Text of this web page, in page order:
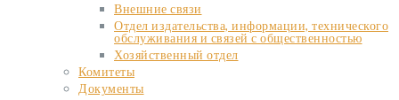
Внешние связи
Отдел издательства, информации, технического
обслуживания и связей с общественностью
Хозяйственный отдел
Комитеты
Документы